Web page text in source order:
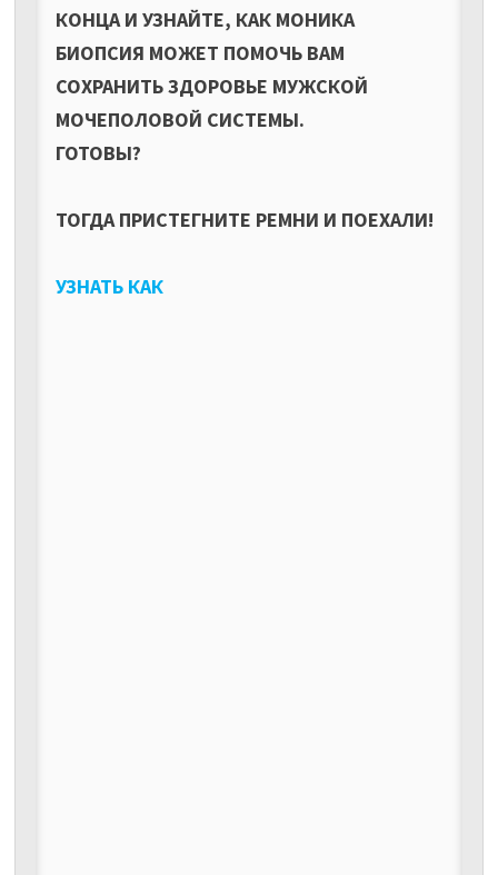
КОНЦА И УЗНАЙТЕ, КАК МОНИКА
БИОПСИЯ МОЖЕТ ПОМОЧЬ ВАМ
СОХРАНИТЬ ЗДОРОВЬЕ МУЖСКОЙ
МОЧЕПОЛОВОЙ СИСТЕМЫ.
ГОТОВЫ?
ТОГДА ПРИСТЕГНИТЕ РЕМНИ И ПОЕХАЛИ!
УЗНАТЬ КАК